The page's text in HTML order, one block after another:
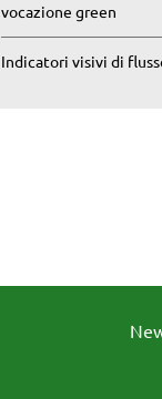
vocazione green
Indicatori visivi di